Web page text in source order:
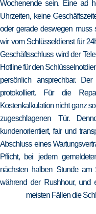
Wochenende sein. Eine ad
Uhrzeiten, keine
oder gerade deswegen muss
wir vom Schlüsseldienst für
Geschäftsschluss wird der
Hotline für den
persönlich ansprechbar.
protokolliert. Für die
Kostenkalkulation nicht ganz
zugeschlagenen Tür.
kundenorientiert, fair und
Abschluss eines
Pflicht, bei jedem
nächsten halben Stunde
während der Rushhour,
meisten Fällen die